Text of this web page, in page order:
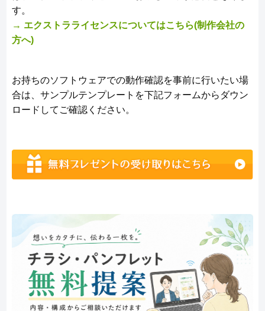
す。
→ エクストラライセンスについてはこちら(制作会社の
方へ)
お持ちのソフトウェアでの動作確認を事前に行いたい場
合は、サンプルテンプレートを下記フォームからダウン
ロードしてご確認ください。